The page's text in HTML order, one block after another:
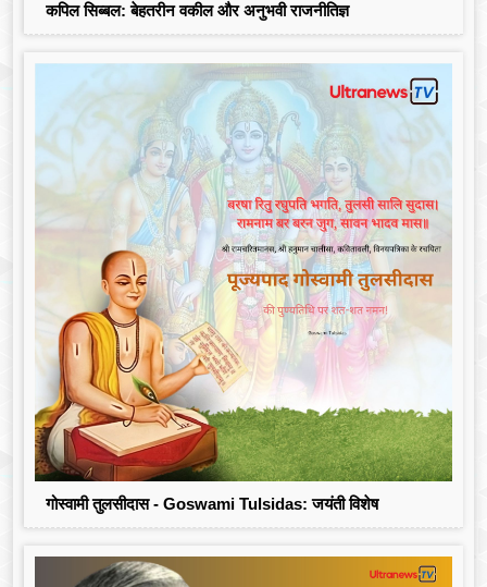
कपिल सिब्बल: बेहतरीन वकील और अनुभवी राजनीतिज्ञ
गोस्वामी तुलसीदास - Goswami Tulsidas: जयंती विशेष